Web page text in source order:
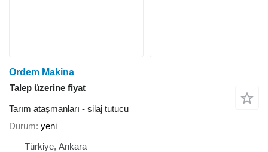
Ordem Makina
Talep üzerine fiyat
Tarım ataşmanları - silaj tutucu
Durum yeni
Türkiye, Ankara